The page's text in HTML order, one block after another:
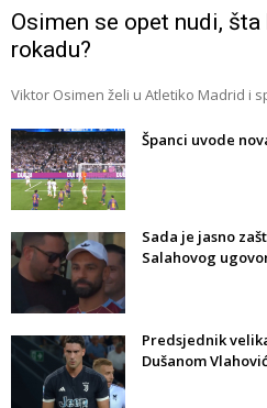
Osimen se opet nudi, šta
rokadu?
Viktor Osimen želi u Atletiko Madrid i
Španci uvode
Sada je jasno
Salahovog
Predsjednik
Dušanom